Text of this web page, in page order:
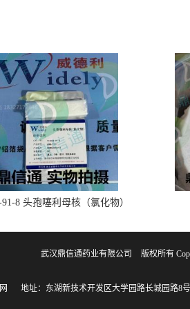
91-8 头孢噻利母核（氯化物）
武汉鼎信通药业有限公司 版权所有
地址：东湖新技术开发区大学园路长城园路8